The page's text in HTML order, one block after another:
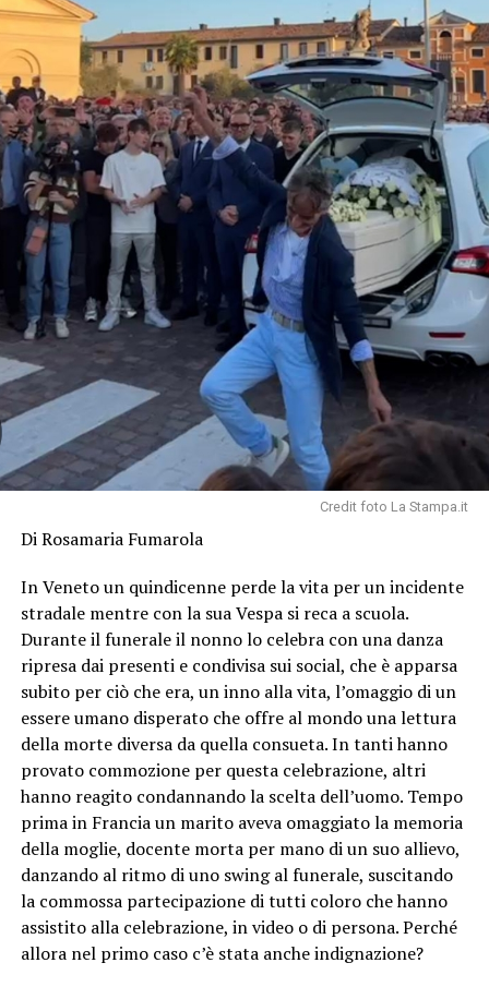
Credit foto La Stampa.it
Di Rosamaria Fumarola
In Veneto un quindicenne perde la vita per un incidente
stradale mentre con la sua Vespa si reca a scuola.
Durante il funerale il nonno lo celebra con una danza
ripresa dai presenti e condivisa sui social, che è apparsa
subito per ciò che era, un inno alla vita, l’omaggio di un
essere umano disperato che offre al mondo una lettura
della morte diversa da quella consueta. In tanti hanno
provato commozione per questa celebrazione, altri
hanno reagito condannando la scelta dell’uomo. Tempo
prima in Francia un marito aveva omaggiato la memoria
della moglie, docente morta per mano di un suo allievo,
danzando al ritmo di uno swing al funerale, suscitando
la commossa partecipazione di tutti coloro che hanno
assistito alla celebrazione, in video o di persona. Perché
allora nel primo caso c’è stata anche indignazione?